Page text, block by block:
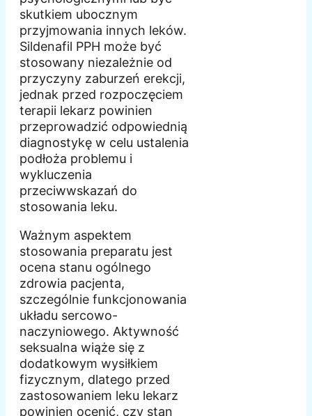
skutkiem ubocznym
przyjmowania innych leków.
Sildenafil PPH może być
stosowany niezależnie od
przyczyny zaburzeń erekcji,
jednak przed rozpoczęciem
terapii lekarz powinien
przeprowadzić odpowiednią
diagnostykę w celu ustalenia
podłoża problemu i
wykluczenia
przeciwwskazań do
stosowania leku.
Ważnym aspektem
stosowania preparatu jest
ocena stanu ogólnego
zdrowia pacjenta,
szczególnie funkcjonowania
układu sercowo-
naczyniowego. Aktywność
seksualna wiąże się z
dodatkowym wysiłkiem
fizycznym, dlatego przed
zastosowaniem leku lekarz
powinien ocenić, czy stan